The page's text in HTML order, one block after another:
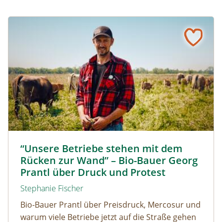
“Unsere Betriebe stehen mit dem
Rücken zur Wand” – Bio-Bauer Georg
Prantl über Druck und Protest
Stephanie Fischer
Bio-Bauer Prantl über Preisdruck, Mercosur und
warum viele Betriebe jetzt auf die Straße gehen
“Unsere Betriebe stehen mit dem Rücken zur Wand” –